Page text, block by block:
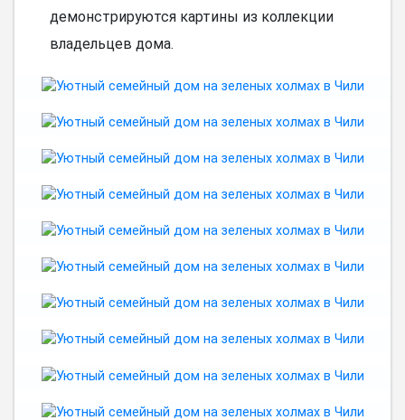
демонстрируются картины из коллекции
владельцев дома.